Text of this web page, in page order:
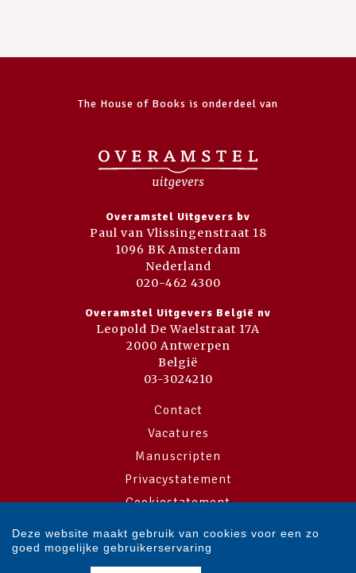
The House of Books is onderdeel van
Overamstel Uitgevers bv
Paul van Vlissingenstraat 18
1096 BK Amsterdam
Nederland
020-462 4300
Overamstel Uitgevers België nv
Leopold De Waelstraat 17A
2000 Antwerpen
België
03-3024210
Contact
Vacatures
Manuscripten
Privacystatement
Cookiestatement
Cookie-instellingen
Deze website maakt gebruik van cookies voor een zo
goed mogelijke gebruikerservaring